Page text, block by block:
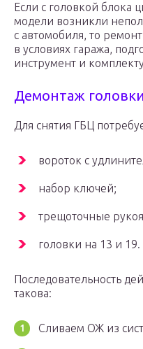
Если с головкой блока
модели возникли
с автомобиля, то
в условиях гаража,
инструмент и
Демонтаж головки
Для снятия ГБЦ
вороток с
набор ключей;
трещоточные
головки на 13 и 19.
Последовательность
такова:
Сливаем ОЖ из